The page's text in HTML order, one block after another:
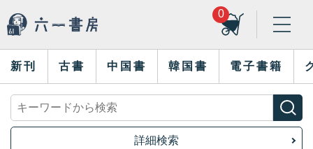
0
新刊 古書 中国書 韓国書 電子書籍
詳細検索